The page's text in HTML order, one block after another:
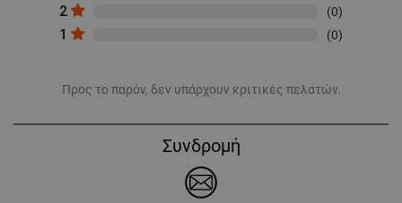
2 (0)
1 (0)
Προς το παρόν, δεν υπάρχουν κριτικές πελατών.
Συνδρομή